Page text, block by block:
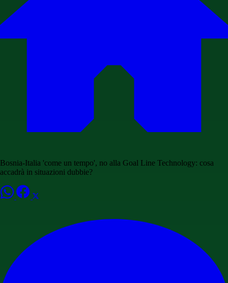
Bosnia-Italia 'come un tempo', no alla Goal Line Technology: cosa
accadrà in situazioni dubbie?